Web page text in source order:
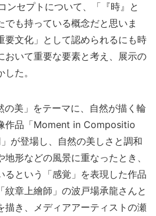
ンセプトについて、「『時』と
でも持っている概念だと思いま
要文化」として認められるにも時
おいて重要な要素と考え、展示の
た。
美」をテーマに、自然が描く輪
作品「Moment in Compositio
が登場し、自然の美しさと調和
形などの風景に重なったとき、
るという「感覚」を表現した作品
紋章上繪師」の波戸場承龍さんと
描き、メディアアーティストの瀬